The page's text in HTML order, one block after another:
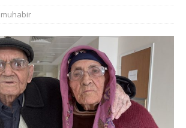
muhabir